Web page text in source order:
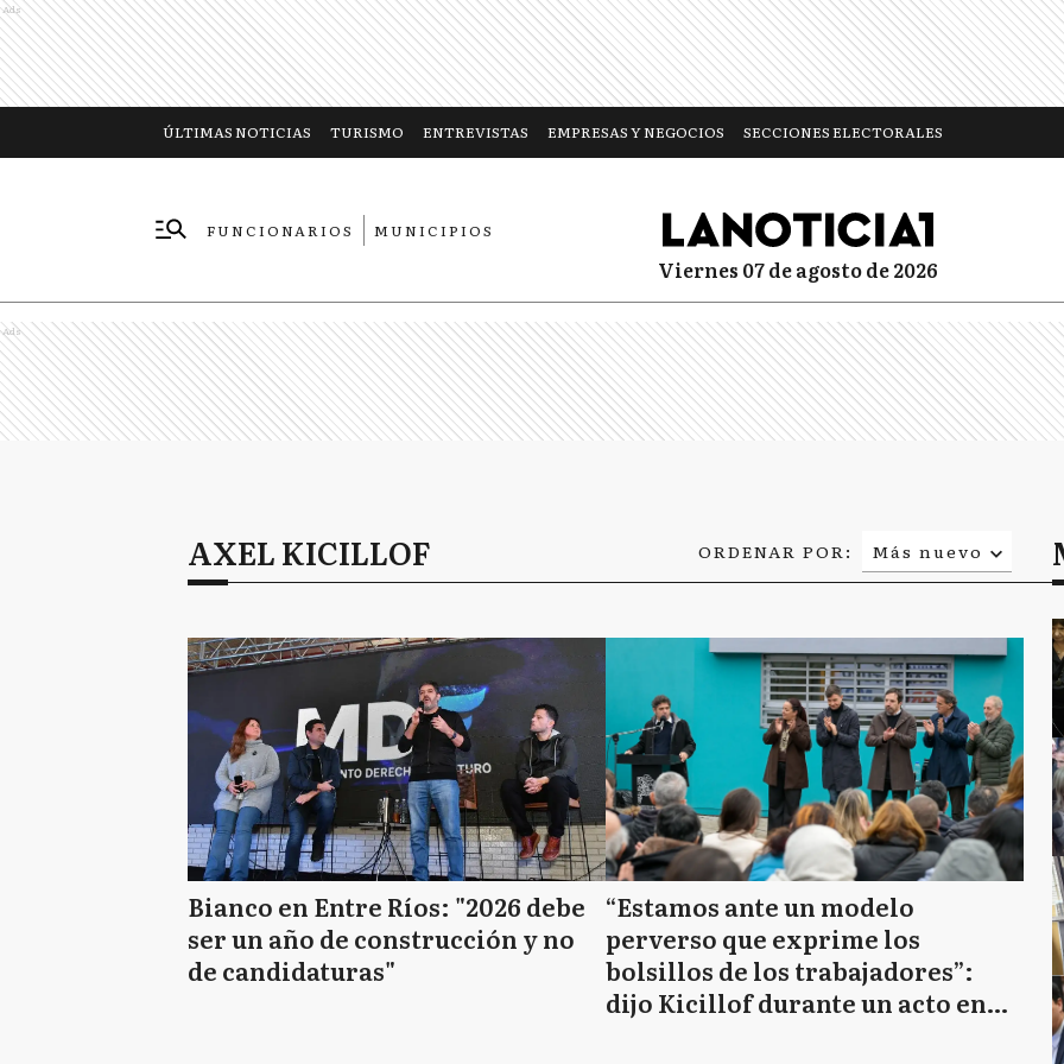
Ads
ÚLTIMAS NOTICIAS TURISMO ENTREVISTAS EMPRESAS Y NEGOCIOS SECCIONES ELECTORALES
FUNCIONARIOS
MUNICIPIOS
viernes 07 de agosto de 2026
Ads
AXEL KICILLOF ORDENAR POR:
Más nuevo
Relevancia
Bianco en Entre Ríos: "2026 debe
ser un año de construcción y no
de candidaturas"
“Estamos ante un modelo
perverso que exprime los
bolsillos de los trabajadores”:
dijo Kicillof durante un acto en